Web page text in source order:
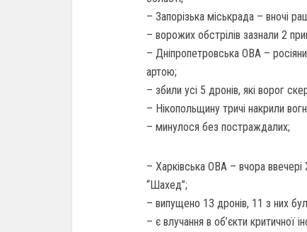
– Запорізька міськрада – вночі
– ворожих обстрілів зазнали 2
– Дніпропетровська ОВА –
артою;
– збили усі 5 дронів, які ворог
– Нікопольщину тричі накрили
– минулося без постраждалих;
– Харківська ОВА – вчора ввечері
“Шахед”;
– випущено 13 дронів, 11 з них
– є влучання в об’єкти критичної